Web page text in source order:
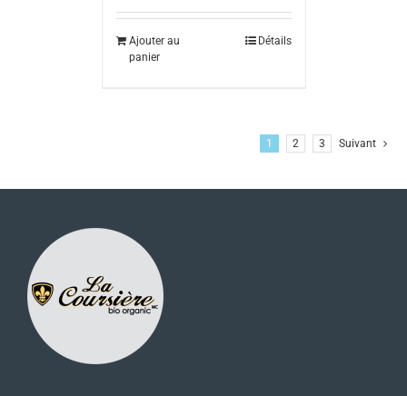
Ajouter au
panier
Détails
1 2 3 Suivant